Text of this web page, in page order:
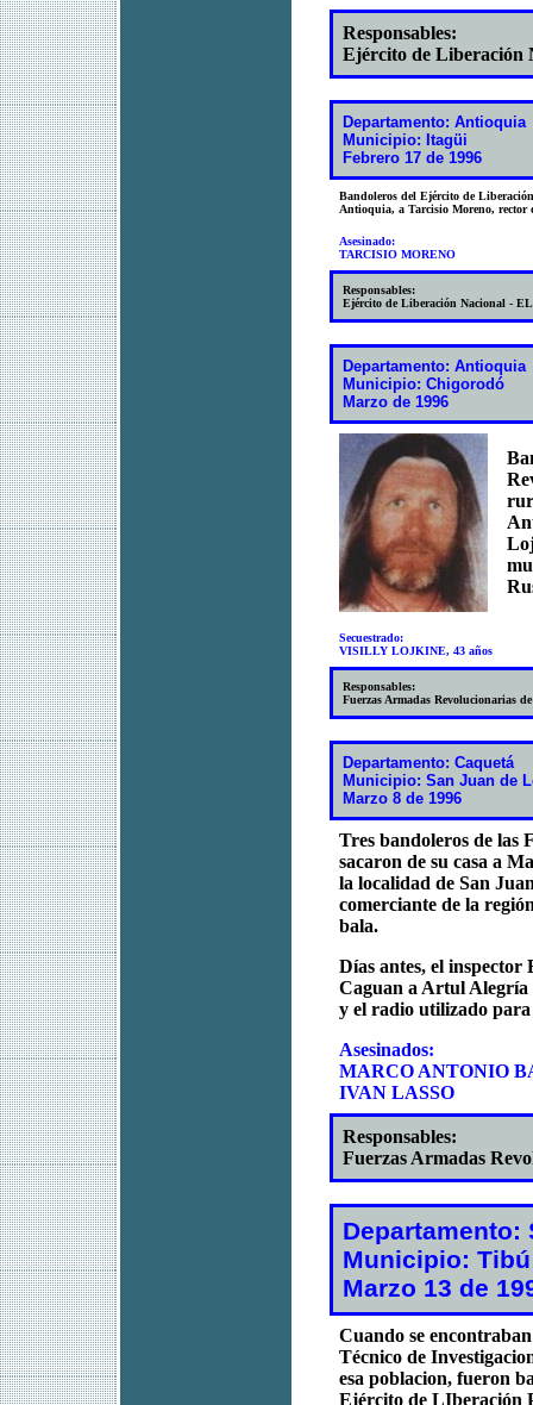
Responsables:
Ejército de Liberación
Departamento: Antioquia
Municipio: Itagüi
Febrero 17 de 1996
Bandoleros del Ejército de
Antioquia, a Tarcisio Moreno, rector
Asesinado:
TARCISIO MORENO
Responsables:
Ejército de Liberación Nacional -
Departamento: Antioquia
Municipio: Chigorodó
Marzo de 1996
Secuestrado:
VISILLY LOJKINE, 43 años
Responsables:
Fuerzas Armadas Revolucionarias
Departamento: Caquetá
Municipio: San Juan de
Marzo 8 de 1996
Tres bandoleros de las
sacaron de su casa a
la localidad de San
comerciante de la
bala.
Días antes, el inspector
Caguan a Artul Alegría
y el radio utilizado
Asesinados:
MARCO ANTONIO
IVAN LASSO
Responsables:
Fuerzas Armadas
Departamento:
Municipio: Tibú
Marzo 13 de
Cuando se
Técnico de
esa poblacion, fueron
Ejército de LIberación